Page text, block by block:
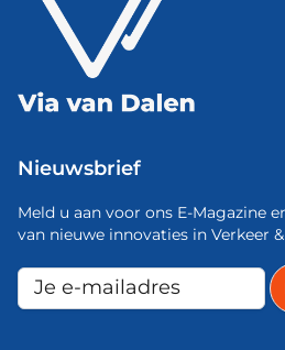
Nieuwsbrief
Meld u aan voor ons E-Magazine
van nieuwe innovaties in Verkeer